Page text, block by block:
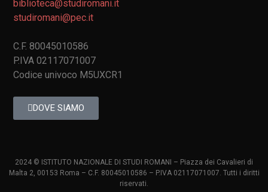
biblioteca@studiromani.it
studiromani@pec.it
C.F. 80045010586
P.IVA 02117071007
Codice univoco M5UXCR1
DOVE SIAMO
2024 © ISTITUTO NAZIONALE DI STUDI ROMANI – Piazza dei Cavalieri di
Malta 2, 00153 Roma – C.F. 80045010586 – P.IVA 02117071007. Tutti i diritti
riservati.